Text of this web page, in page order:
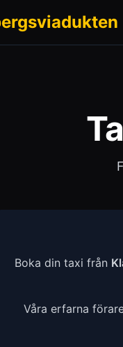
Boka din taxi från
Våra erfarna